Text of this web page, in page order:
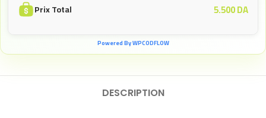
Prix Total 5.500DA
Powered By WPCODFLOW
DESCRIPTION